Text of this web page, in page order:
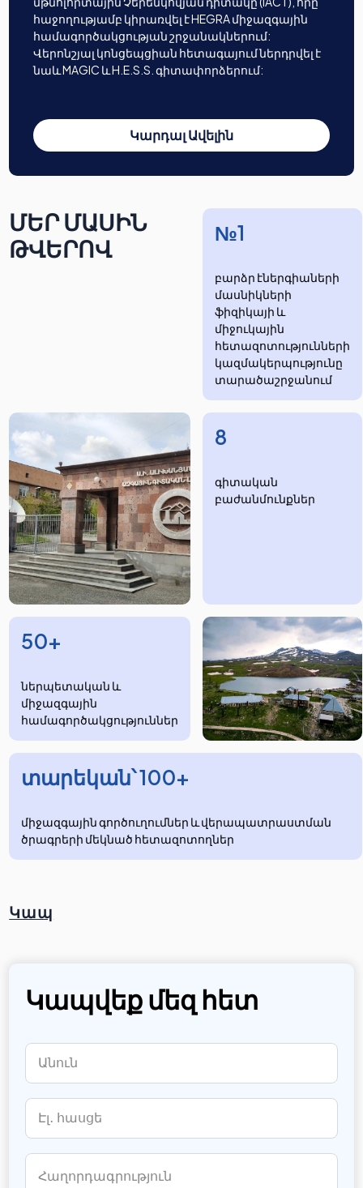
հաջողությամբ կիրառվել է HEGRA միջազգային
համագործակցության շրջանակներում:
Վերոնշյալ կոնցեպցիան հետագայում ներդրվել է
նաև MAGIC և H.E.S.S. գիտափորձերում:
Կարդալ Ավելին
ՄԵՐ ՄԱՍԻՆ
ԹՎԵՐՈՎ
№1
բարձր էներգիաների
մասնիկների
ֆիզիկայի և
միջուկային
հետազոտությունների
​​​​կազմակերպությունը
տարածաշրջանում
8
​​​գիտական
բաժանմունքներ
50+
ներպետական և
միջազգային
համագործակցություններ
տարեկան՝ 100+
միջազգային գործուղումներ և վերապատրաստման
ծրագրերի մեկնած հետազոտողներ
Կապ
Կապվեք մեզ հետ